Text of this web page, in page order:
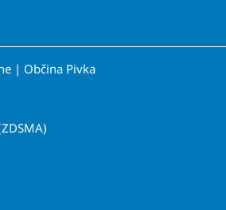
| Občina Pivka